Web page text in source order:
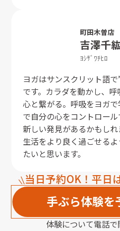
町田木曽店
吉澤千
ﾖｼｻﾞﾜﾁﾋﾛ
ヨガはサンスクリット語
です。カラダを動かし、
心と繋がる。呼吸をヨガ
で自分の心をコントロール
新しい発見があるかもし
生活をより良く過ごせる
たいと思います。
当日予約OK！平日
手ぶら体験を
体験について電話